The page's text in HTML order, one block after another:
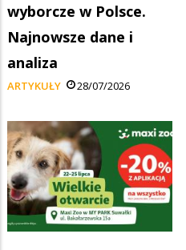
wyborcze w Polsce.
Najnowsze dane i
analiza
ARTYKUŁY 28/07/2026